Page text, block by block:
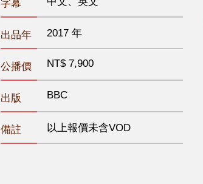
字幕
出品年 2017 年
公播價 NT$ 7,900
出版 BBC
備註 以上報價未含VOD